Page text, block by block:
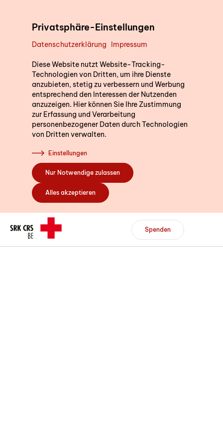
Privatsphäre-Einstellungen
Datenschutzerklärung Impressum
Diese Website nutzt Website-Tracking-
Technologien von Dritten, um ihre Dienste
anzubieten, stetig zu verbessern und Werbung
entsprechend den Interessen der Nutzenden
anzuzeigen. Hier können Sie Ihre Zustimmung
zur Erfassung und Verarbeitung
personenbezogener Daten durch Technologien
von Dritten verwalten.
Einstellungen
Nur Notwendige zulassen
Alles akzeptieren
Header/Navigation
Spenden
Kurse
Sich engagieren
Über uns